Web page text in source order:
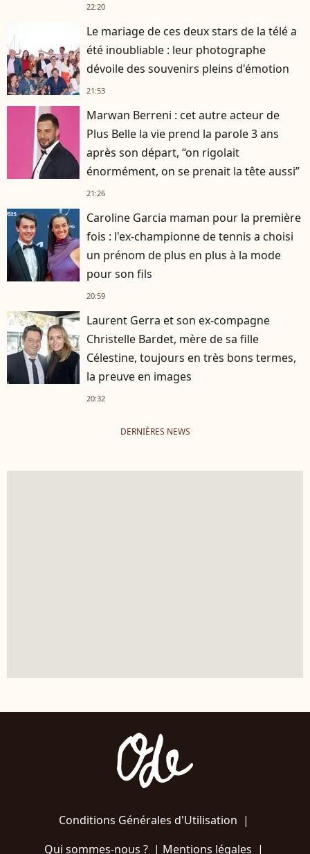
22:20
Le mariage de ces deux stars de la télé a
été inoubliable : leur photographe
dévoile des souvenirs pleins d'émotion
21:53
Marwan Berreni : cet autre acteur de
Plus Belle la vie prend la parole 3 ans
après son départ, “on rigolait
énormément, on se prenait la tête aussi”
21:26
Caroline Garcia maman pour la première
fois : l'ex-championne de tennis a choisi
un prénom de plus en plus à la mode
pour son fils
20:59
Laurent Gerra et son ex-compagne
Christelle Bardet, mère de sa fille
Célestine, toujours en très bons termes,
la preuve en images
20:32
DERNIÈRES NEWS
Conditions Générales d'Utilisation |
Qui sommes-nous ?| Mentions légales |